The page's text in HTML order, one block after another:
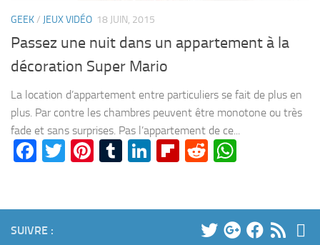
GEEK/ JEUX VIDÉO 18 JUIN, 2015
Passez une nuit dans un appartement à la
décoration Super Mario
La location d’appartement entre particuliers se fait de plus en
plus. Par contre les chambres peuvent être monotone ou très
fade et sans surprises. Pas l’appartement de ce...
Facebook
Twitter
Pinterest
Tumblr
LinkedIn
Flipboard
Reddit
SUIVRE :